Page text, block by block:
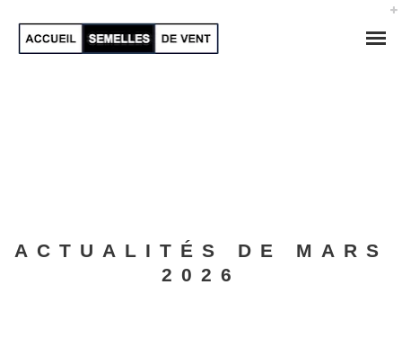
ACTUALITÉS DE MARS
2026